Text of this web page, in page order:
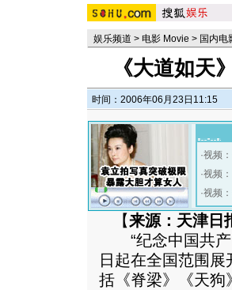
娱乐频道 > 电影 Movie > 国内电
《大道如天
时间：2006年06月23日11:15
·视频
·视频
·视频
【来源：天津日
“纪念中国共产
日起在全国范围
括《脊梁》《天狗